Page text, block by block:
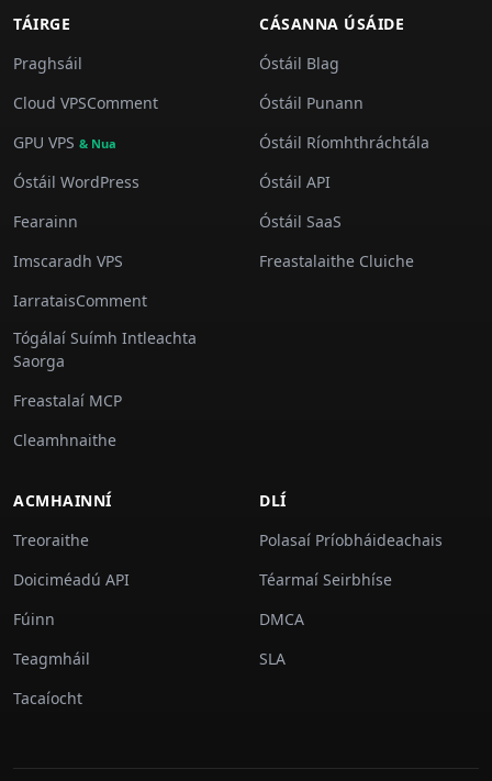
TÁIRGE
Praghsáil
Cloud VPSComment
GPU VPS & Nua
Óstáil WordPress
Fearainn
Imscaradh VPS
IarrataisComment
Tógálaí Suímh Intleachta
Saorga
Freastalaí MCP
Cleamhnaithe
CÁSANNA ÚSÁIDE
Óstáil Blag
Óstáil Punann
Óstáil Ríomhthráchtála
Óstáil API
Óstáil SaaS
Freastalaithe Cluiche
ACMHAINNÍ
Treoraithe
Doiciméadú API
Fúinn
Teagmháil
Tacaíocht
DLÍ
Polasaí Príobháideachais
Téarmaí Seirbhíse
DMCA
SLA